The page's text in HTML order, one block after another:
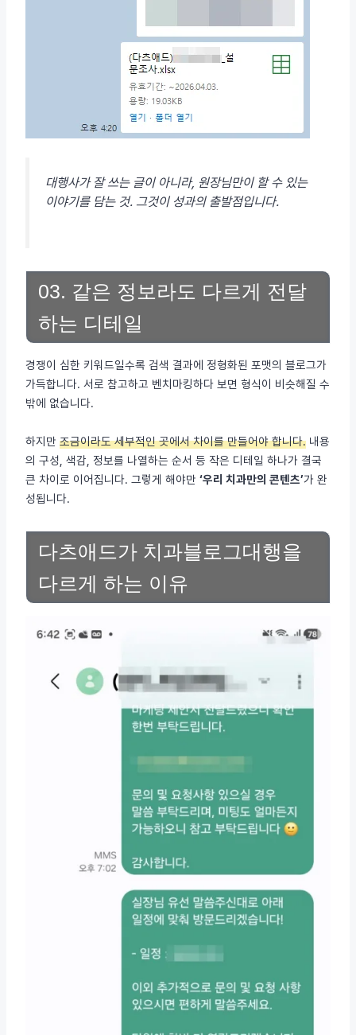
대행사가 잘 쓰는 글이 아니라, 원장님만이 할 수 있는
이야기를 담는 것. 그것이 성과의 출발점입니다.
03. 같은 정보라도 다르게 전달
하는 디테일
경쟁이 심한 키워드일수록 검색 결과에 정형화된 포맷의 블로그가
가득합니다. 서로 참고하고 벤치마킹하다 보면 형식이 비슷해질 수
밖에 없습니다.
하지만 조금이라도 세부적인 곳에서 차이를 만들어야 합니다.내용
의 구성, 색감, 정보를 나열하는 순서 등 작은 디테일 하나가 결국
큰 차이로 이어집니다. 그렇게 해야만 ‘우리 치과만의 콘텐츠’가 완
성됩니다.
다츠애드가 치과블로그대행을
다르게 하는 이유